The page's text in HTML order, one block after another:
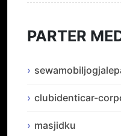
PARTER
clubidenticar-
masjidku